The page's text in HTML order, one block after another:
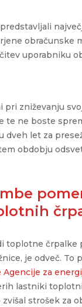
obračunske
uporabniku
pri zniževanju
te ne boste
dveh let za
obdobju
toplotne črpalke
je odveč. To
za
lastniki
strošek za